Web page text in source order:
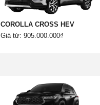
COROLLA CROSS HEV
Giá từ: 905.000.000₫